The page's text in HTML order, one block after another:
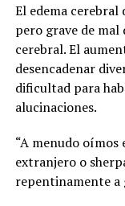
El edema cerebral
pero grave de
cerebral. El
desencadenar
dificultad para
alucinaciones.
“A menudo oímos
extranjero o
repentinamente a